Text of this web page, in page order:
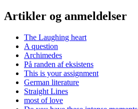
Artikler og anmeldelser
The Laughing heart
A question
Archimedes
På randen af eksistens
This is your assignment
German literature
Straight Lines
most of love